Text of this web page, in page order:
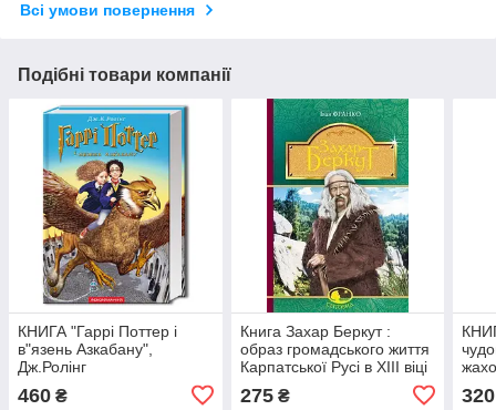
Всі умови повернення
Подібні товари компанії
КНИГА "Гаррі Поттер і
в"язень Азкабану",
Дж.Ролінг
460 ₴
Книга Захар Беркут :
образ громадського життя
Карпатської Русі в XIII віці
275₴ 320